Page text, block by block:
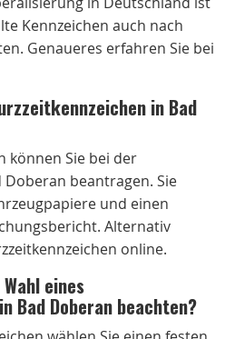
Kennzeichen auch nach
Genaueres erfahren Sie bei
in Bad
können Sie bei der
beantragen. Sie
und einen
Alternativ
online.
eines
Bad Doberan beachten?